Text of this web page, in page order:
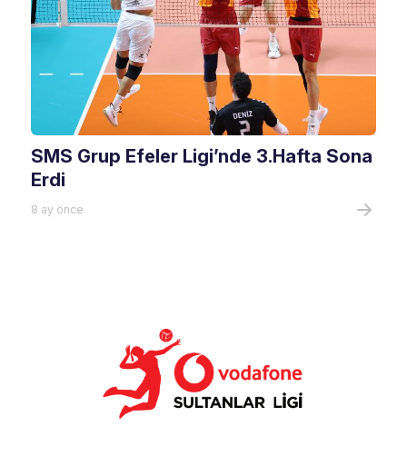
SMS Grup Efeler Ligi’nde 3.Hafta Sona
Erdi
8 ay önce